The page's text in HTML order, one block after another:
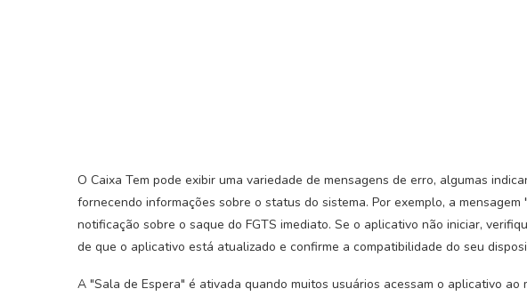
O Caixa Tem pode exibir uma variedade de mensagens de erro, algumas
fornecendo informações sobre o status do sistema. Por exemplo, a mensagem
notificação sobre o saque do FGTS imediato. Se o aplicativo não iniciar,
de que o aplicativo está atualizado e confirme a compatibilidade do seu
A "Sala de Espera" é ativada quando muitos usuários acessam o aplicativo